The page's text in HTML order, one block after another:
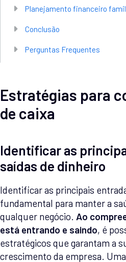
Planejamento financeiro
Conclusão
Perguntas Frequentes
Estratégias para
de caixa
Identificar as
saídas de dinheiro
Identificar as principais
fundamental para manter a
qualquer negócio. Ao
está entrando e saindo, é
estratégicos que garantam a
crescimento da empresa.